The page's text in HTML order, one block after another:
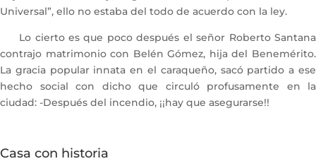
Universal”, ello no estaba del todo de acuerdo con la ley.
Lo cierto es que poco después el señor Roberto Santana
contrajo matrimonio con Belén Gómez, hija del Benemérito.
La gracia popular innata en el caraqueño, sacó partido a ese
hecho social con dicho que circuló profusamente en la
ciudad: -Después del incendio, ¡¡hay que asegurarse!!
Casa con historia